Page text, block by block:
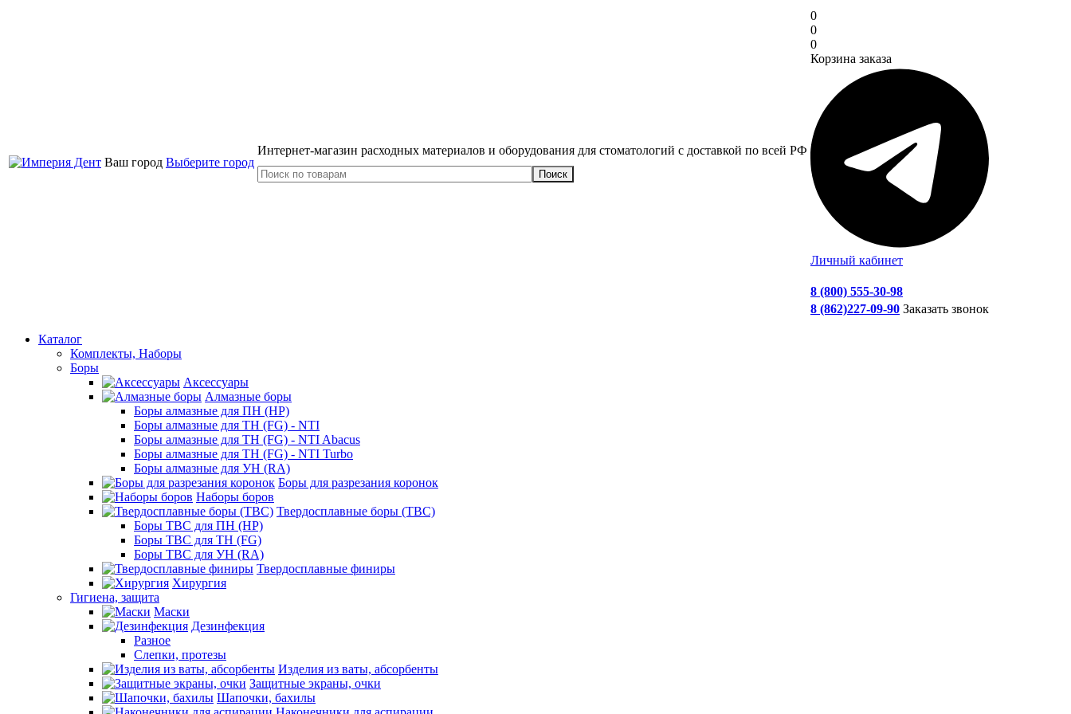
Ваш город Выберите город
Интернет-магазин расходных материалов и оборудования для стоматологий с доставкой по всей РФ
0
0
0
Корзина заказа
Личный кабинет
8 (800) 555-30-98
8 (862)227-09-90 Заказать звонок
Каталог
Комплекты, Наборы
Боры
Аксессуары
Алмазные боры
Боры алмазные для ПН (HP)
Боры алмазные для ТН (FG) - NTI
Боры алмазные для ТН (FG) - NTI Abacus
Боры алмазные для ТН (FG) - NTI Turbo
Боры алмазные для УН (RA)
Боры для разрезания коронок
Наборы боров
Твердосплавные боры (ТВС)
Боры ТВС для ПН (HP)
Боры ТВС для ТН (FG)
Боры ТВС для УН (RA)
Твердосплавные финиры
Хирургия
Гигиена, защита
Маски
Дезинфекция
Разное
Слепки, протезы
Изделия из ваты, абсорбенты
Защитные экраны, очки
Шапочки, бахилы